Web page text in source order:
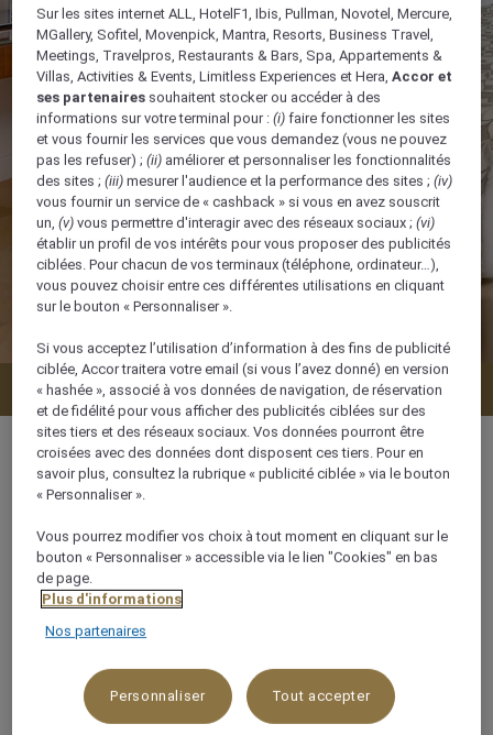
Vérifier la disponibilité
Vue sur l'océan/la mer
4 x
Sur les sites internet ALL, HotelF1, Ibis, Pullman, Novotel, Mercure,
MGallery, Sofitel, Movenpick, Mantra, Resorts, Business Travel,
Meetings, Travelpros, Restaurants & Bars, Spa, Appartements &
Villas, Activities & Events, Limitless Experiences et Hera,Accor et
ses partenaires souhaitent stocker ou accéder à des
informations sur votre terminal pour :(i) faire fonctionner les sites
et vous fournir les services que vous demandez (vous ne pouvez
pas les refuser) ;(ii) améliorer et personnaliser les fonctionnalités
des sites ;(iii) mesurer l'audience et la performance des sites ;(iv)
vous fournir un service de « cashback » si vous en avez souscrit
un,(v) vous permettre d'interagir avec des réseaux sociaux ;(vi)
établir un profil de vos intérêts pour vous proposer des publicités
ciblées. Pour chacun de vos terminaux (téléphone, ordinateur…),
vous pouvez choisir entre ces différentes utilisations en cliquant
sur le bouton « Personnaliser ».
Si vous acceptez l’utilisation d’information à des fins de publicité
ciblée, Accor traitera votre email (si vous l’avez donné) en version
« hashée », associé à vos données de navigation, de réservation
et de fidélité pour vous afficher des publicités ciblées sur des
sites tiers et des réseaux sociaux. Vos données pourront être
croisées avec des données dont disposent ces tiers. Pour en
savoir plus, consultez la rubrique « publicité ciblée » via le bouton
« Personnaliser ».
Vous pourrez modifier vos choix à tout moment en cliquant sur le
bouton « Personnaliser » accessible via le lien "Cookies" en bas
de page.
Plus d'informations
Nos partenaires
Personnaliser Tout accepter